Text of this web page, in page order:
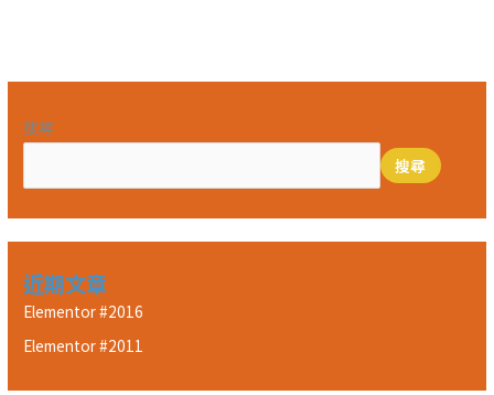
搜尋
搜尋
近期文章
Elementor #2016
Elementor #2011